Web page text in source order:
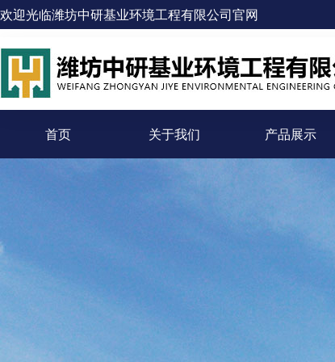
欢迎光临潍坊中研基业环境工程有限公司官网
首页 关于我们 产品展示